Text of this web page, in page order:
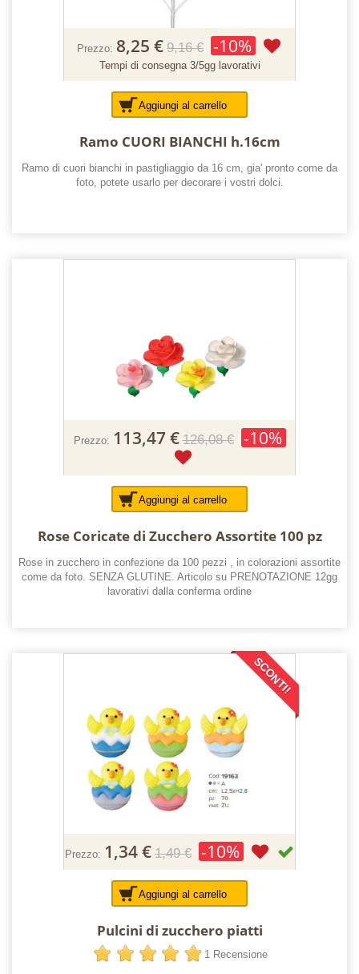
Prezzo: 8,25 € 9,16 € -10%
Tempi di consegna 3/5gg lavorativi
Aggiungi al carrello
Ramo CUORI BIANCHI h.16cm
Ramo di cuori bianchi in pastigliaggio da 16 cm, gia' pronto come da
foto, potete usarlo per decorare i vostri dolci.
Prezzo: 113,47 € 126,08 € -10%
Aggiungi al carrello
Rose Coricate di Zucchero Assortite 100 pz
Rose in zucchero in confezione da 100 pezzi , in colorazioni assortite
come da foto. SENZA GLUTINE. Articolo su PRENOTAZIONE 12gg
lavorativi dalla conferma ordine
Prezzo: 1,34 € 1,49 € -10%
SCONTI!
Aggiungi al carrello
Pulcini di zucchero piatti
1 Recensione